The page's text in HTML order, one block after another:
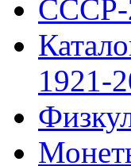
СССР-
1921-